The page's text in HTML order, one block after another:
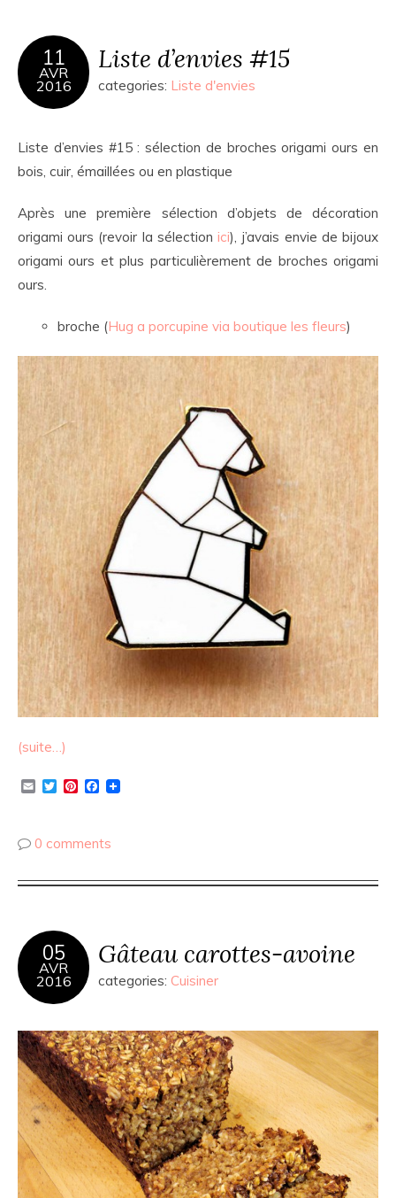
11
AVR
2016
Liste d’envies #15
categories: Liste d'envies
Liste d’envies #15 : sélection de broches origami ours en
bois, cuir, émaillées ou en plastique
Après une première sélection d’objets de décoration
origami ours (revoir la sélectionici), j’avais envie de bijoux
origami ours et plus particulièrement de broches origami
ours.
broche (Hug a porcupine via boutique les fleurs)
(suite…)
EmailTwitterPinterestFacebook
0 comments
05
AVR
2016
Gâteau carottes-avoine
categories: Cuisiner